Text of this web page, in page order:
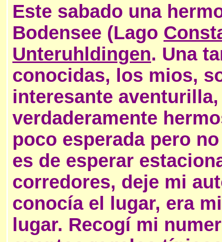
Este sabado una
Bodensee (Lago
Unteruhldingen. Una
conocidas, los mios,
interesante
verdaderamente
poco esperada pero
es de esperar
corredores, deje mi
conocía el lugar, era
lugar. Recogí mi